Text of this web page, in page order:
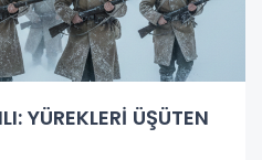
YÜREKLERİ ÜŞÜTEN